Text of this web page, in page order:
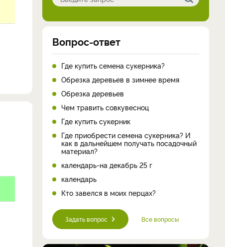
Вопрос-ответ
Где купить семена сукерника?
Обрезка деревьев в зимнее время
Обрезка деревьев
Чем травить совкувесноц
Где купить сукерник
Где приобрести семена сукерника? И
как в дальнейшем получать посадочный
материал?
календарь-на декабрь 25 г
календарь
Кто завелся в моих перцах?
Задать вопрос Все вопросы